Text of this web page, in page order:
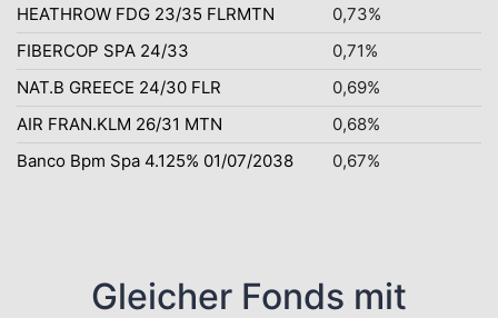
HEATHROW FDG 23/35 FLRMTN
0,73%
FIBERCOP SPA 24/33
0,71%
NAT.B GREECE 24/30 FLR
0,69%
AIR FRAN.KLM 26/31 MTN
0,68%
Banco Bpm Spa 4.125% 01/07/2038
0,67%
Gleicher Fonds mit